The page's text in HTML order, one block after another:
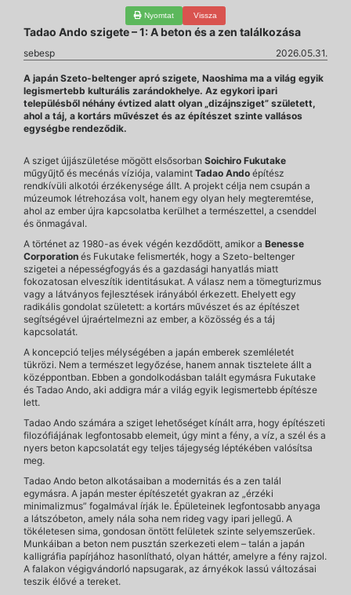
Nyomtat Vissza
Tadao Ando szigete – 1: A beton és a zen találkozása
sebesp 2026.05.31.
A japán Szeto-beltenger apró szigete, Naoshima ma a világ egyik
legismertebb kulturális zarándokhelye. Az egykori ipari
településből néhány évtized alatt olyan „dizájnsziget” született,
ahol a táj, a kortárs művészet és az építészet szinte vallásos
egységbe rendeződik.
A sziget újjászületése mögött elsősorban Soichiro Fukutake
műgyűjtő és mecénás víziója, valamint Tadao Ando építész
rendkívüli alkotói érzékenysége állt. A projekt célja nem csupán a
múzeumok létrehozása volt, hanem egy olyan hely megteremtése,
ahol az ember újra kapcsolatba kerülhet a természettel, a csenddel
és önmagával.
A történet az 1980-as évek végén kezdődött, amikor a Benesse
Corporation és Fukutake felismerték, hogy a Szeto-beltenger
szigetei a népességfogyás és a gazdasági hanyatlás miatt
fokozatosan elveszítik identitásukat. A válasz nem a tömegturizmus
vagy a látványos fejlesztések irányából érkezett. Ehelyett egy
radikális gondolat született: a kortárs művészet és az építészet
segítségével újraértelmezni az ember, a közösség és a táj
kapcsolatát.
A koncepció teljes mélységében a japán emberek szemléletét
tükrözi. Nem a természet legyőzése, hanem annak tisztelete állt a
középpontban. Ebben a gondolkodásban talált egymásra Fukutake
és Tadao Ando, aki addigra már a világ egyik legismertebb építésze
lett.
Tadao Ando számára a sziget lehetőséget kínált arra, hogy építészeti
filozófiájának legfontosabb elemeit, úgy mint a fény, a víz, a szél és a
nyers beton kapcsolatát egy teljes tájegység léptékében valósítsa
meg.
Tadao Ando beton alkotásaiban a modernitás és a zen talál
egymásra. A japán mester építészetét gyakran az „érzéki
minimalizmus” fogalmával írják le. Épületeinek legfontosabb anyaga
a látszóbeton, amely nála soha nem rideg vagy ipari jellegű. A
tökéletesen sima, gondosan öntött felületek szinte selyemszerűek.
Munkáiban a beton nem pusztán szerkezeti elem – talán a japán
kalligráfia papírjához hasonlítható, olyan háttér, amelyre a fény rajzol.
A falakon végigvándorló napsugarak, az árnyékok lassú változásai
teszik élővé a tereket.